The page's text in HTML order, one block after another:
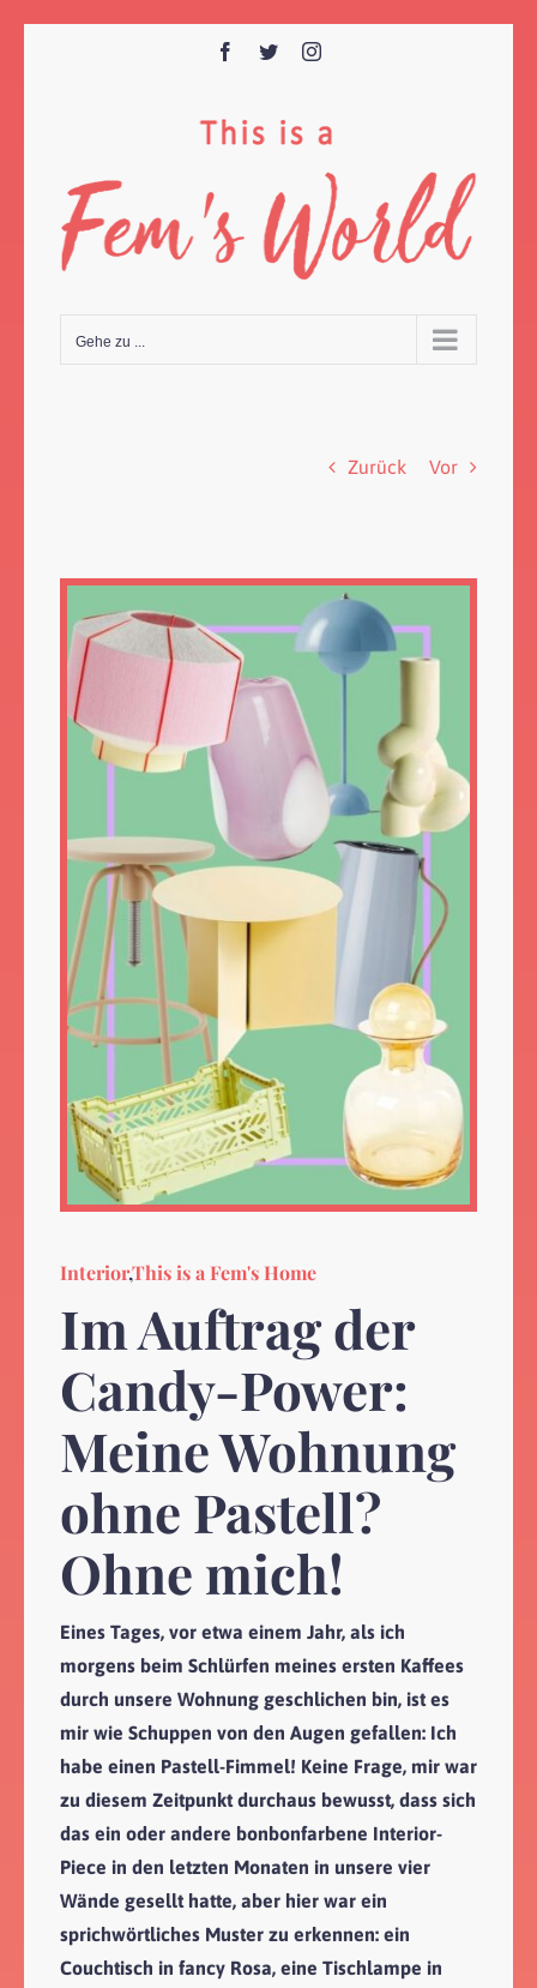
Facebook
TwitterInstagram
Gehe zu ...
Zurück Vor
Interior,This is a Fem's Home
Im Auftrag der
Candy-Power:
Meine Wohnung
ohne Pastell?
Ohne mich!
Eines Tages, vor etwa einem Jahr, als ich
morgens beim Schlürfen meines ersten Kaffees
durch unsere Wohnung geschlichen bin, ist es
mir wie Schuppen von den Augen gefallen: Ich
habe einen Pastell-Fimmel! Keine Frage, mir war
zu diesem Zeitpunkt durchaus bewusst, dass sich
das ein oder andere bonbonfarbene Interior-
Piece in den letzten Monaten in unsere vier
Wände gesellt hatte, aber hier war ein
sprichwörtliches Muster zu erkennen: ein
Couchtisch in fancy Rosa, eine Tischlampe in